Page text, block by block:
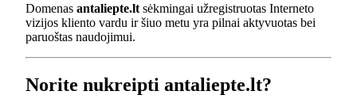
Domenas antaliepte.lt sėkmingai užregistruotas Interneto
vizijos kliento vardu ir šiuo metu yra pilnai aktyvuotas bei
paruoštas naudojimui.
Norite nukreipti antaliepte.lt?